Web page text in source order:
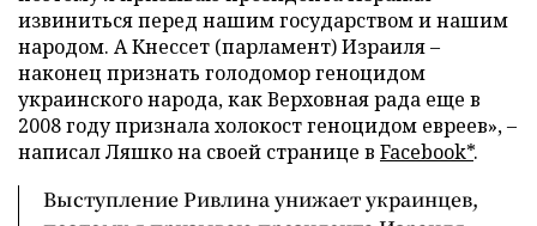
извиниться перед нашим государством и нашим
народом. А Кнессет (парламент) Израиля –
наконец признать голодомор геноцидом
украинского народа, как Верховная рада еще в
2008 году признала холокост геноцидом евреев», –
написал Ляшко на своей странице в Facebook*.
Выступление Ривлина унижает украинцев,